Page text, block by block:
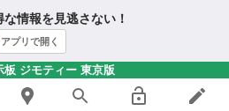
情報を見逃さない！
アプリで開く
板 ジモティー 東京版